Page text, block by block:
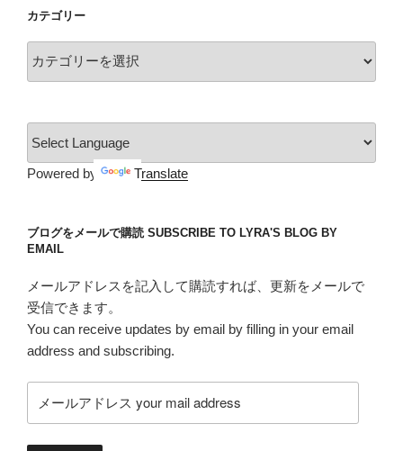
ブ
カテゴリー
テ
ー
Powered by Translate
ブログをメールで購読 SUBSCRIBE TO LYRA'S BLOG BY
EMAIL
メールアドレスを記入して購読すれば、更新をメールで
受信できます。
You can receive updates by email by filling in your email
address and subscribing.
ー